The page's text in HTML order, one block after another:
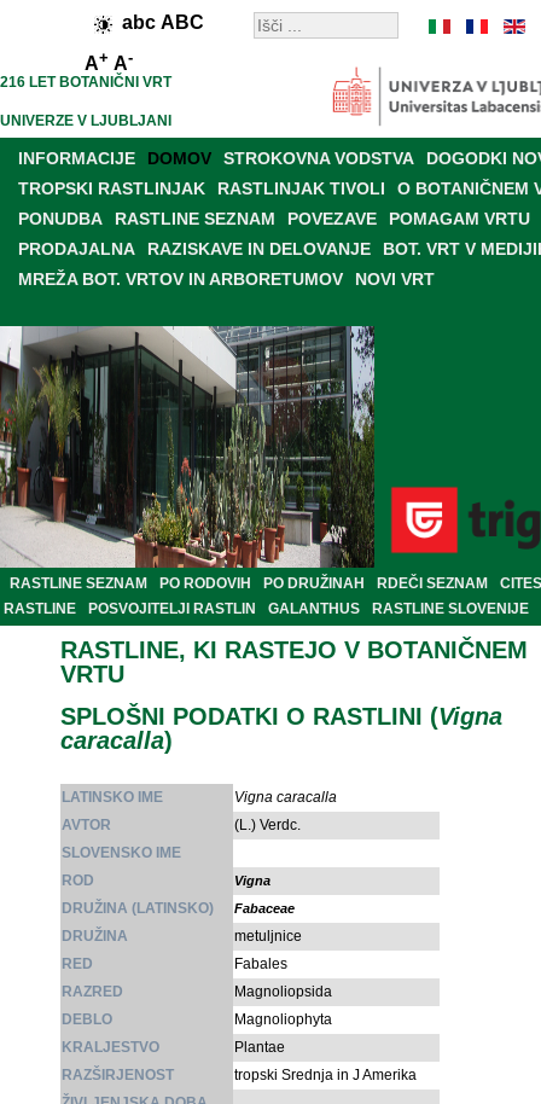
abc ABC
A+ A-
216 LET BOTANIČNI VRT
UNIVERZE V LJUBLJANI
INFORMACIJE DOMOV STROKOVNA VODSTVA
DOGODKI
TROPSKI RASTLINJAK
RASTLINJAK TIVOLI
O BOTANIČNEM
PONUDBA
RASTLINE SEZNAM POVEZAVE
POMAGAM VRTU
PRODAJALNA
RAZISKAVE IN DELOVANJE
BOT. VRT V
MREŽA BOT. VRTOV IN ARBORETUMOV
NOVI VRT
RASTLINE SEZNAM PO RODOVIH PO DRUŽINAH RDEČI SEZNAM
CITES
RASTLINE
POSVOJITELJI RASTLIN GALANTHUS RASTLINE SLOVENIJE
RASTLINE, KI RASTEJO V BOTANIČNEM
VRTU
SPLOŠNI PODATKI O RASTLINI (Vigna
caracalla)
LATINSKO IME
Vigna caracalla
AVTOR
(L.) Verdc.
SLOVENSKO IME
ROD
Vigna
DRUŽINA (LATINSKO) Fabaceae
DRUŽINA
metuljnice
RED
Fabales
RAZRED
Magnoliopsida
DEBLO
Magnoliophyta
KRALJESTVO
Plantae
RAZŠIRJENOST
tropski Srednja in J Amerika